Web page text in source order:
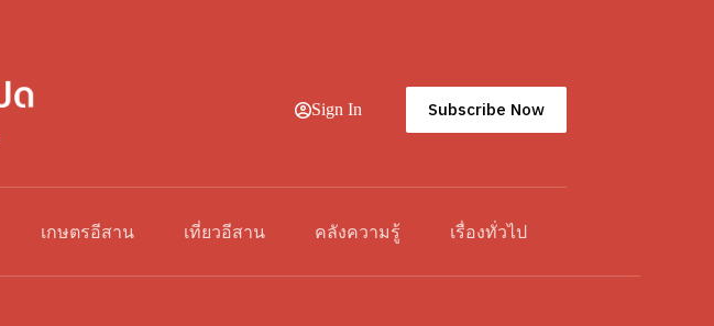
Sign In Subscribe Now
เกษตรอีสาน เที่ยวอีสาน คลังความรู้ เรื่องทั่วไป